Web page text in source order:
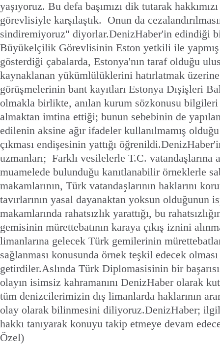
yaşıyoruz. Bu defa başımızı dik tutarak
görevlisiyle karşılaştık. Onun da
sindiremiyoruz" diyorlar.DenizHaber'in edindiği
Büyükelçilik Görevlisinin Eston yetkili ile
gösterdiği çabalarda, Estonya'nın taraf olduğu
kaynaklanan yükümlülüklerini hatırlatmak
görüşmelerinin bant kayıtları Estonya Dışişleri
olmakla birlikte, anılan kurum sözkonusu
almaktan imtina ettiği; bunun sebebinin de
edilenin aksine ağır ifadeler kullanılmamış
çıkması endişesinin yattığı
uzmanları; Farklı vesilelerle T.C. vatandaşlarına
muamelede bulunduğu kanıtlanabilir örneklerle
makamlarının, Türk vatandaşlarının haklarını
tavırlarının yasal dayanaktan yoksun olduğunun
makamlarında rahatsızlık yarattığı, bu
gemisinin mürettebatının karaya çıkış iznini
limanlarına gelecek Türk gemilerinin
sağlanması konusunda örnek teşkil edecek
getirdiler.Aslında Türk Diplomasisinin bir
olayın isimsiz kahramanını DenizHaber olarak
tüm denizcilerimizin dış limanlarda haklarının
olay olarak bilinmesini diliyoruz.DenizHaber;
hakkı tanıyarak konuyu takip etmeye devam
Özel)